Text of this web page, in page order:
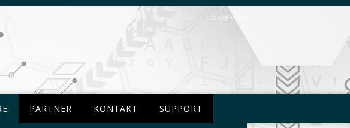
IMPRESSUM
PARTNER KONTAKT SUPPORT